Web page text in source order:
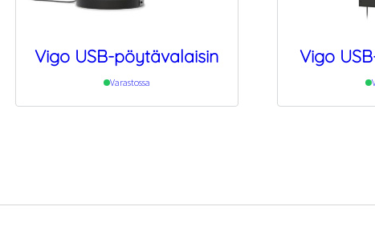
Vigo USB-pöytävalaisin
Varastossa
Vigo